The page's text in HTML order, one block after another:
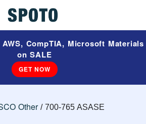
CompTIA, Microsoft Materials
on SALE
GET NOW
Other 700-765 ASASE